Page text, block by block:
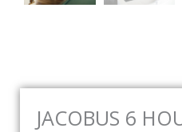
JACOBUS 6